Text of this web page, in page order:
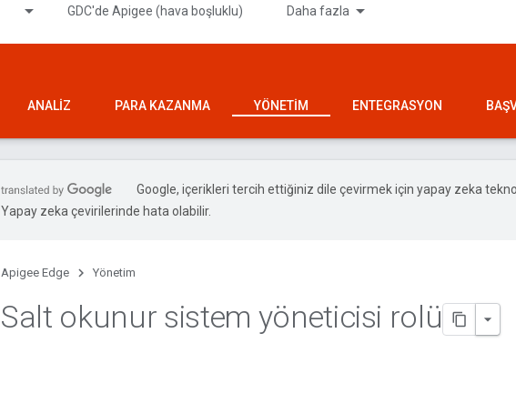
GDC'de Apigee (hava boşluklu) Daha fazla
ANALIZ PARA KAZANMA YÖNETIM ENTEGRASYON
Google, içerikleri tercih ettiğiniz dile çevirmek için yapay zeka
Yapay zeka çevirilerinde hata olabilir.
Apigee Edge Yönetim
Salt okunur sistem yöneticisi rolü